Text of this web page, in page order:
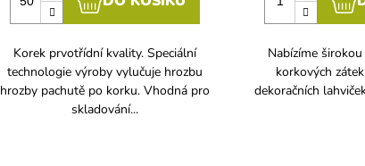
Korek prvotřídní kvality. Speciální
technologie výroby vylučuje hrozbu
hrozby pachutě po korku. Vhodná pro
skladování...
Nabízíme
korkových
dekoračních